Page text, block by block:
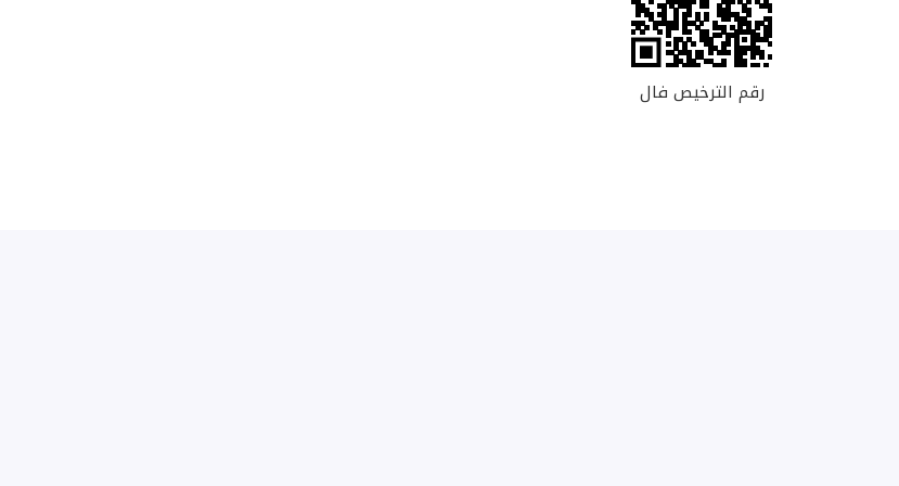
رقم الترخيص فال